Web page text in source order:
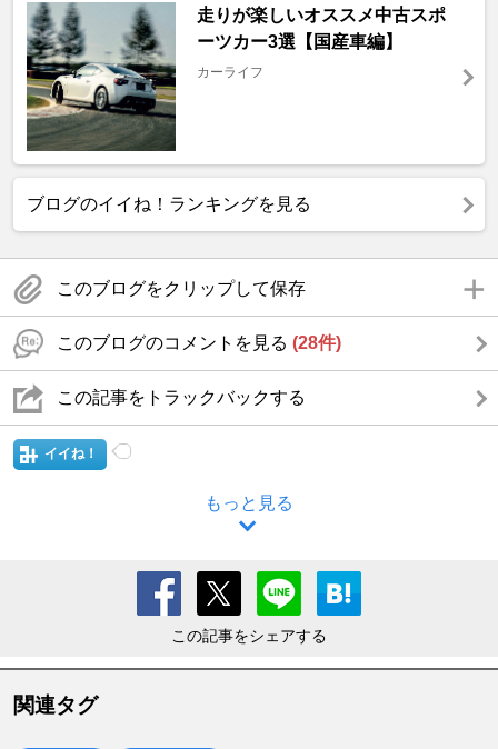
走りが楽しいオススメ中古スポ
ーツカー3選【国産車編】
カーライフ
ブログのイイね！ランキングを見る
このブログをクリップして保存
このブログのコメントを見る (28件)
この記事をトラックバックする
イイね！
もっと見る
この記事をシェアする
関連タグ